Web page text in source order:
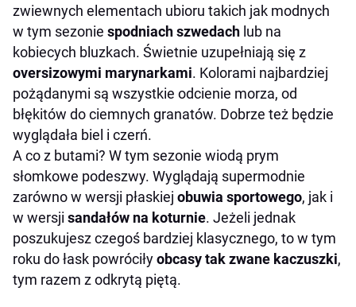
zwiewnych elementach ubioru takich jak modnych
w tym sezonie spodniach szwedach lub na
kobiecych bluzkach. Świetnie uzupełniają się z
oversizowymi marynarkami. Kolorami najbardziej
pożądanymi są wszystkie odcienie morza, od
błękitów do ciemnych granatów. Dobrze też będzie
wyglądała biel i czerń.
A co z butami? W tym sezonie wiodą prym
słomkowe podeszwy. Wyglądają supermodnie
zarówno w wersji płaskiej obuwia sportowego, jak i
w wersji sandałów na koturnie. Jeżeli jednak
poszukujesz czegoś bardziej klasycznego, to w tym
roku do łask powróciłyobcasy tak zwane kaczuszki,
tym razem z odkrytą piętą.